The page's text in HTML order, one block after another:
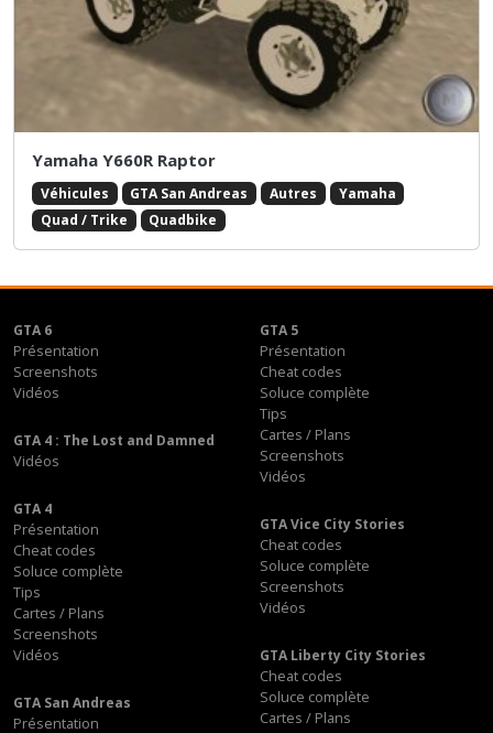
Yamaha Y660R Raptor
Véhicules GTA San Andreas Autres
Yamaha
Quad / Trike
Quadbike
GTA 6
Présentation
Screenshots
Vidéos
GTA 5
Présentation
Cheat codes
Soluce complète
Tips
Cartes / Plans
Screenshots
Vidéos
GTA 4 : The Lost and Damned
Vidéos
GTA 4
Présentation
Cheat codes
Soluce complète
Tips
Cartes / Plans
Screenshots
Vidéos
GTA Vice City Stories
Cheat codes
Soluce complète
Screenshots
Vidéos
GTA Liberty City Stories
Cheat codes
Soluce complète
Cartes / Plans
GTA San Andreas
Présentation